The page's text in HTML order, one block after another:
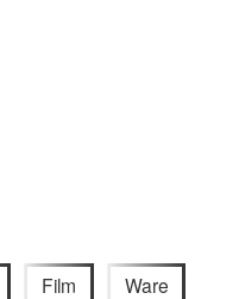
Film Ware